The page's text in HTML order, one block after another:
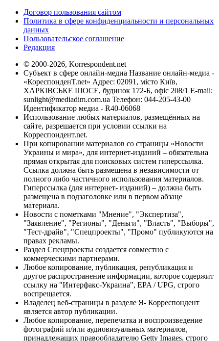
Договор пользования сайтом
Политика в сфере конфиденциальности и персональных
данных
Пользовательское соглашение
Редакция
© 2000-2026, Korrespondent.net
Субъект в сфере онлайн-медиа Название онлайн-медиа -
«КореспонденТ.net» Адрес: 02091, місто Київ,
ХАРКІВСЬКЕ ШОСЕ, будинок 172-Б, офіс 208/1 E-mail:
sunlight@mediadim.com.ua Телефон: 044-205-43-00
Идентификатор медиа - R40-06068
Использование любых материалов, размещённых на
сайте, разрешается при условии ссылки на
Корреспондент.net.
При копировании материалов со страницы «Новости
Украины и мира», для интернет-изданий – обязательна
прямая открытая для поисковых систем гиперссылка.
Ссылка должна быть размещена в независимости от
полного либо частичного использования материалов.
Гиперссылка (для интернет- изданий) – должна быть
размещена в подзаголовке или в первом абзаце
материала.
Новости с пометками "Мнение", "Экспертиза",
"Заявление", "Регионы", "Деньги", "Власть", "Выборы",
"Тест-драйв", "Спецпроекты", "Промо" публикуются на
правах рекламы.
Раздел Спецпроекты создается совместно с
коммерческими партнерами.
Любое копирование, публикация, републикация и
другое распространение информации, которое содержит
ссылку на "Интерфакс-Украина", EPA / UPG, строго
воспрещается.
Владелец веб-страницы в разделе Я- Корреспондент
является автор публикации.
Любое копирование, перепечатка и воспроизведение
фотографий и/или аудиовизуальных материалов,
принадлежащих правообладателю Getty Images, строго